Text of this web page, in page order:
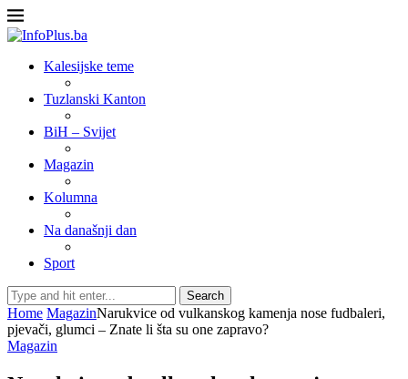
Kalesijske teme
Tuzlanski Kanton
BiH – Svijet
Magazin
Kolumna
Na današnji dan
Sport
Search
Home MagazinNarukvice od vulkanskog kamenja nose fudbaleri,
pjevači, glumci – Znate li šta su one zapravo?
Magazin